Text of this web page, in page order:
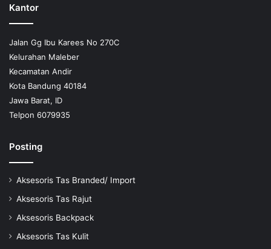
Kantor
Jalan Gg Ibu Karees No 270C
Kelurahan Maleber
Kecamatan Andir
Kota Bandung 40184
Jawa Barat, ID
Telpon 6079935
Posting
Aksesoris Tas Branded/ Import
Aksesoris Tas Rajut
Aksesoris Backpack
Aksesoris Tas Kulit